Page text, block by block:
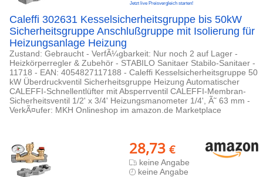
Jetzt live Preisvergleich starten!
Caleffi 302631 Kesselsicherheitsgruppe bis 50kW
Sicherheitsgruppe Anschlußgruppe mit Isolierung für
Heizungsanlage Heizung
Zustand: Gebraucht - VerfÃ¼gbarkeit: Nur noch 2 auf Lager -
Heizkörperregler & Zubehör - STABILO Sanitaer Stabilo-Sanitaer -
11718 - EAN: 4054827117188 - Caleffi Kesselsicherheitsgruppe 50
kW Überdruckventil Sicherheitsgruppe Heizung Automatischer
CALEFFI-Schnellentlüfter mit Absperrventil CALEFFI-Membran-
Sicherheitsventil 1/2' x 3/4' Heizungsmanometer 1/4', Ã˜ 63 mm -
VerkÃ¤ufer: MKH Onlineshop im amazon.de Marketplace
28,73 €
keine Angabe
keine Angabe